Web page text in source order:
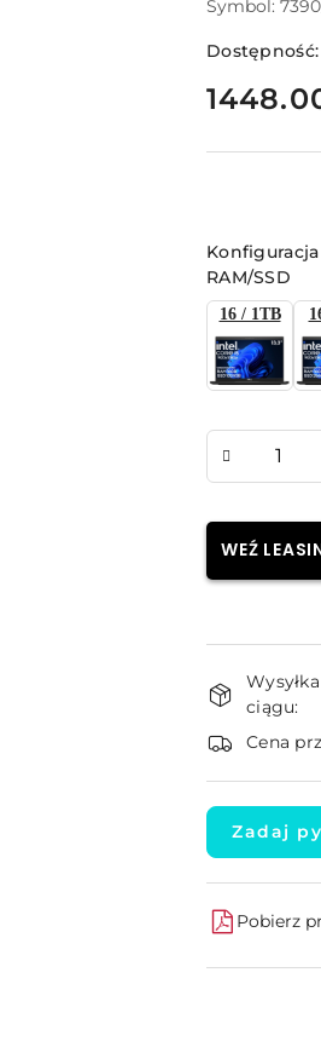
Symbol:
cena:
Wariant
Konfiguracja
RAM/SSD
16 / 1TB
WEŹ
i
ciągu:
Cena
Zadaj
Pobierz